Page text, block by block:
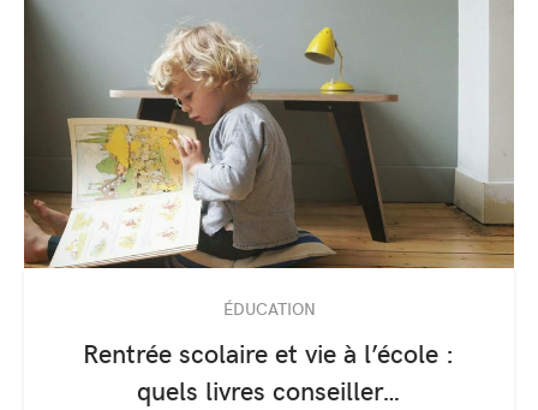
ÉDUCATION
Rentrée scolaire et vie à l’école :
quels livres conseiller…